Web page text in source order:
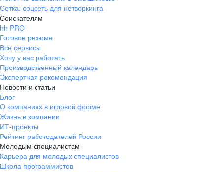
Сетка: соцсеть для нетворкинга
Соискателям
hh PRO
Готовое резюме
Все сервисы
Хочу у вас работать
Производственный календарь
Экспертная рекомендация
Новости и статьи
Блог
О компаниях в игровой форме
Жизнь в компании
ИТ-проекты
Рейтинг работодателей России
Молодым специалистам
Карьера для молодых специалистов
Школа программистов